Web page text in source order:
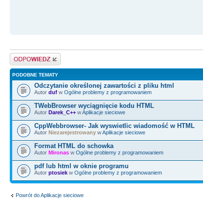
Odpowiedz
PODOBNE TEMATY
Odczytanie określonej zawartości z pliku html
Autor duf w Ogólne problemy z programowaniem
TWebBrowser wyciągnięcie kodu HTML
Autor Darek_C++ wAplikacje sieciowe
CppWebbrowser- Jak wyswietlic wiadomość w HTML
Autor Niezarejestrowany wAplikacje sieciowe
Format HTML do schowka
Autor Mironas w Ogólne problemy z programowaniem
pdf lub html w oknie programu
Autor ptosiek w Ogólne problemy z programowaniem
Powrót do Aplikacje sieciowe